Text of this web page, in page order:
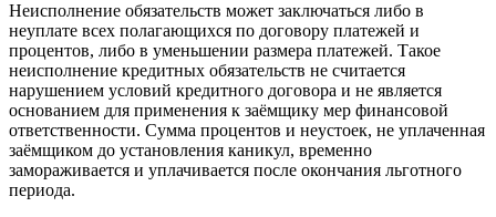
Неисполнение обязательств может заключаться либо в
неуплате всех полагающихся по договору платежей и
процентов, либо в уменьшении размера платежей. Такое
неисполнение кредитных обязательств не считается
нарушением условий кредитного договора и не является
основанием для применения к заёмщику мер финансовой
ответственности. Сумма процентов и неустоек, не уплаченная
заёмщиком до установления каникул, временно
замораживается и уплачивается после окончания льготного
периода.